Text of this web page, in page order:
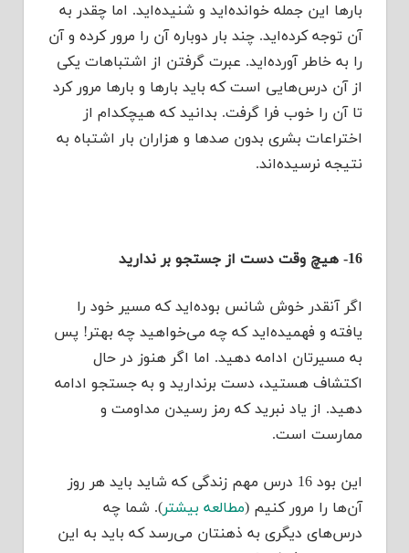
بارها این جمله خوانده‌اید و شنیده‌اید. اما چقدر به
آن توجه کرده‌اید. چند بار دوباره آن را مرور کرده و آن
را به خاطر آورده‌اید. عبرت گرفتن از اشتباهات یکی
از آن درس‌هایی است که باید بارها و بارها مرور کرد
تا آن را خوب فرا گرفت. بدانید که هیچکدام از
اختراعات بشری بدون صدها و هزاران بار اشتباه به
نتیجه نرسیده‌اند.
16- هیچ وقت دست از جستجو بر ندارید
اگر آنقدر خوش شانس بوده‌اید که مسیر خود را
یافته و فهمیده‌اید که چه می‌خواهید چه بهتر! پس
به مسیرتان ادامه دهید. اما اگر هنوز در حال
اکتشاف هستید، دست برندارید و به جستجو ادامه
دهید. از یاد نبرید که رمز رسیدن مداومت و
ممارست است.
این بود 16 درس مهم زندگی که شاید باید هر روز
آن‌ها را مرور کنیم (مطالعه بیشتر). شما چه
درس‌های دیگری به ذهنتان می‌رسد که باید به این